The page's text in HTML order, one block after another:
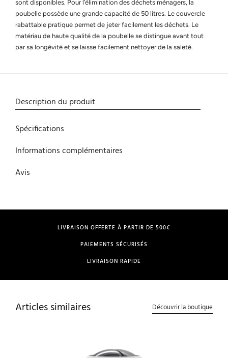
sont disponibles. Pour l’élimination des déchets ménagers, la
poubelle possède une grande capacité de 50 litres. Le couvercle
rabattable pratique permet de jeter facilement les déchets. Le
matériau de haute qualité de la poubelle se distingue avant tout
par sa longévité et se laisse facilement nettoyer de la saleté.
Description du produit
Spécifications
Informations complémentaires
Avis
LIVRAISON OFFERTE À PARTIR DE 500€
PAIEMENTS SÉCURISÉS
LIVRAISON RAPIDE
Articles similaires Découvrir la boutique